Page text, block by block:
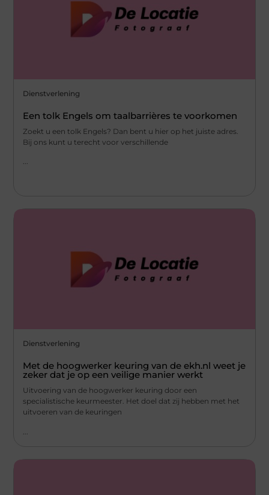
Dienstverlening
Een tolk Engels om taalbarrières te voorkomen
Zoekt u een tolk Engels? Dan bent u hier op het juiste adres.
Bij ons kunt u terecht voor verschillende
...
Dienstverlening
Met de hoogwerker keuring van de ekh.nl weet je
zeker dat je op een veilige manier werkt
Uitvoering van de hoogwerker keuring door een
specialistische keurmeester. Het doel dat zij hebben met het
uitvoeren van de keuringen